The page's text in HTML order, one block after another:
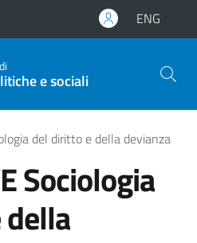
ENG
e sociali
del diritto e della devianza
Sociologia